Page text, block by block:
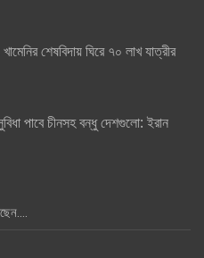
শেষবিদায় ঘিরে ৭০ লাখ যাত্রীর
পাবে চীনসহ বন্ধু দেশগুলো: ইরান